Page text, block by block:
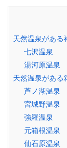
天然温泉がある
七沢温泉
湯河原温泉
天然温泉がある
芦ノ湖温泉
宮城野温泉
強羅温泉
元箱根温泉
仙石原温泉